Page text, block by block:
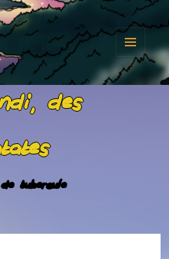
MENU
des
tubercule